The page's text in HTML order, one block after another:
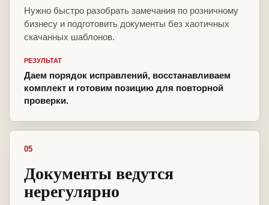
Нужно быстро разобрать замечания по розничному
бизнесу и подготовить документы без хаотичных
скачанных шаблонов.
РЕЗУЛЬТАТ
Даем порядок исправлений, восстанавливаем
комплект и готовим позицию для повторной
проверки.
05
Документы ведутся
нерегулярно